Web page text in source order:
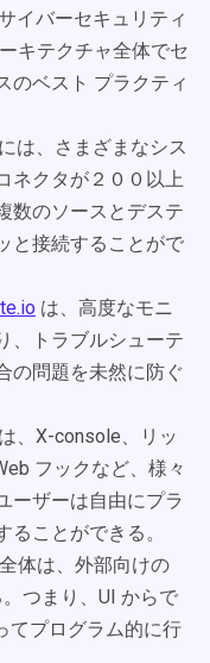
イバーセキュリティ
キテクチャ全体でセ
のベスト プラクティ
は、さまざまなシス
ネクタが２００以上
数のソースとデステ
と接続することがで
は、高度なモニ
、トラブルシューテ
の問題を未然に防ぐ
、X-console、リッ
フックなど、様々
ーザーは自由にプラ
ことができる。
体は、外部向けの
つまり、UI からで
てプログラム的に行